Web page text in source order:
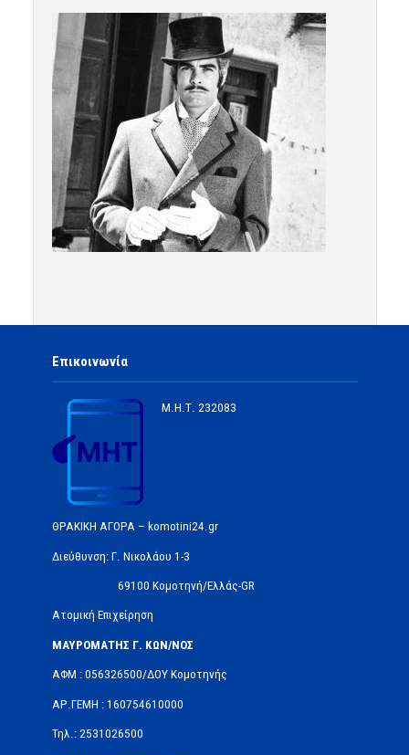
Επικοινωνία
Μ.Η.Τ. 232083
ΘΡΑΚΙΚΗ ΑΓΟΡΑ – komotini24.gr
Διεύθυνση: Γ. Νικολάου 1-3
69100 Κομοτηνή/Ελλάς-GR
Ατομική Επιχείρηση
ΜΑΥΡΟΜΑΤΗΣ Γ. ΚΩΝ/ΝΟΣ
ΑΦΜ : 056326500/ΔOΥ Κομοτηνής
ΑΡ.ΓΕΜΗ : 160754610000
Τηλ.: 2531026500